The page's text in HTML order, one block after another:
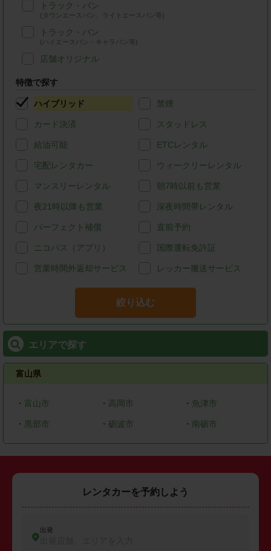
トラック・バン
(タウンエースバン、ライトエースバン等)
トラック・バン
(ハイエースバン・キャラバン等)
店舗オリジナル
特徴で探す
ハイブリッド 禁煙
カード決済 スタッドレス
給油可能 ETCレンタル
宅配レンタカー ウィークリーレンタル
マンスリーレンタル 朝7時以前も営業
夜21時以降も営業 深夜時間帯レンタル
パーフェクト補償 直前予約
ニコパス（アプリ） 国際運転免許証
営業時間外返却サービス レッカー搬送サービス
絞り込む
エリアで探す
富山県
・ 富山市 ・ 高岡市 ・ 魚津市
・ 黒部市 ・ 砺波市 ・ 南砺市
レンタカーを予約しよう
出発